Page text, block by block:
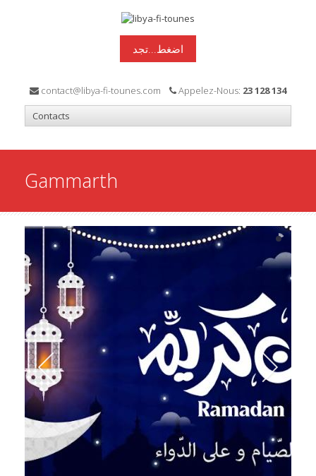
اضغط...تجد
contact@libya-fi-tounes.com Appelez-Nous: 23 128 134
Gammarth